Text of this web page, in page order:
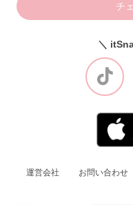
チ
＼
運営会社 お問い合わせ